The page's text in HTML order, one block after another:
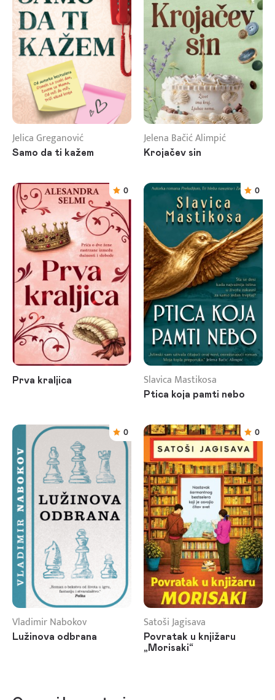
Jelica Greganović
Samo da ti kažem
Jelena Bačić Alimpić
Krojačev sin
0
Prva kraljica
0
Slavica Mastikosa
Ptica koja pamti nebo
0
Vladimir Nabokov
Lužinova odbrana
0
Satoši Jagisava
Povratak u knjižaru
„Morisaki“